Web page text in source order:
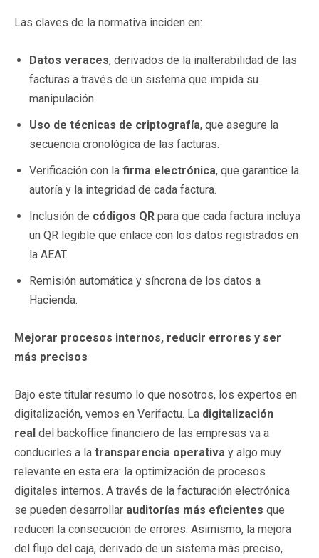
Las claves de la normativa inciden en:
Datos veraces, derivados de la inalterabilidad de las
facturas a través de un sistema que impida su
manipulación.
Uso de técnicas de criptografía, que asegure la
secuencia cronológica de las facturas.
Verificación con la firma electrónica, que garantice la
autoría y la integridad de cada factura.
Inclusión de códigos QR para que cada factura incluya
un QR legible que enlace con los datos registrados en
la AEAT.
Remisión automática y síncrona de los datos a
Hacienda.
Mejorar procesos internos, reducir errores y ser
más precisos
Bajo este titular resumo lo que nosotros, los expertos en
digitalización, vemos en Verifactu. La digitalización
real del backoffice financiero de las empresas va a
conducirles a la transparencia operativa y algo muy
relevante en esta era: la optimización de procesos
digitales internos. A través de la facturación electrónica
se pueden desarrollar auditorías más eficientes que
reducen la consecución de errores. Asimismo, la mejora
del flujo del caja, derivado de un sistema más preciso,